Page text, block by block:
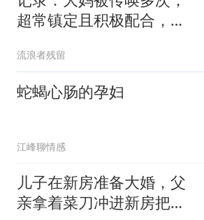
超常镇定且积极配合，反
流浪者残留
蛇蝎心肠的孕妇
江峰聊情感
儿子在新房准备大婚，父
亲拿着菜刀冲进新房把儿